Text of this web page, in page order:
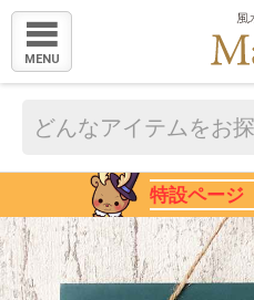
MENU
特設ページ